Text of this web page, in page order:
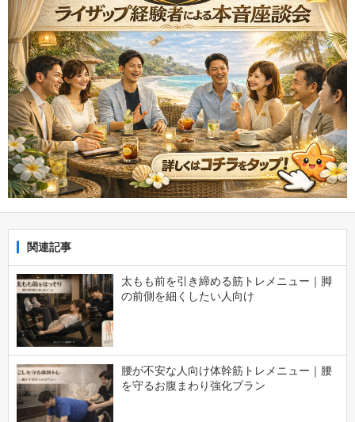
関連記事
太もも前を引き締める筋トレメニュー｜脚
の前側を細くしたい人向け
腰が不安な人向け体幹筋トレメニュー｜腰
を守るお腹まわり強化プラン